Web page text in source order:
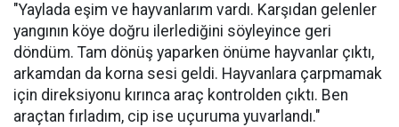
"Yaylada eşim ve hayvanlarım vardı. Karşıdan gelenler
yangının köye doğru ilerlediğini söyleyince geri
döndüm. Tam dönüş yaparken önüme hayvanlar çıktı,
arkamdan da korna sesi geldi. Hayvanlara çarpmamak
için direksiyonu kırınca araç kontrolden çıktı. Ben
araçtan fırladım, cip ise uçuruma yuvarlandı."